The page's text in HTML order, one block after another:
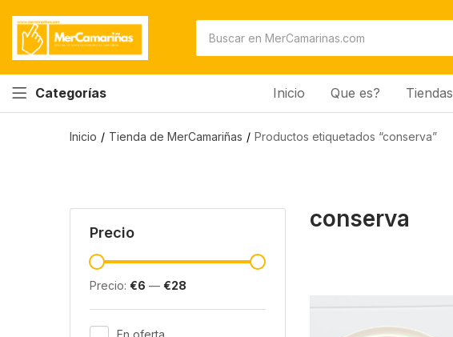
Categorías Inicio Que es? Tiendas
Inicio Tienda de MerCamariñas Productos etiquetados “conserva”
Precio
Precio: €6 — €28
En oferta
conserva